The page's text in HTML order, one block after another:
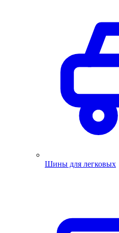
Шины для легковых